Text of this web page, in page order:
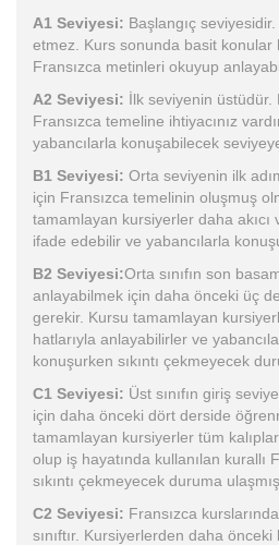
A1 Seviyesi: Başlangıç
etmez. Kurs sonunda basit konular
Fransızca metinleri okuyup
A2 Seviyesi: İlk seviyenin üstüdür.
Fransızca temeline ihtiyacınız
yabancılarla konuşabilecek
B1 Seviyesi: Orta seviyenin ilk
için Fransızca temelinin oluşmuş
tamamlayan kursiyerler daha akıcı
ifade edebilir ve yabancılarla
B2 Seviyesi:Orta sınıfın son
anlayabilmek için daha önceki üç
gerekir. Kursu tamamlayan
hatlarıyla anlayabilirler ve
konuşurken sıkıntı çekmeyecek
C1 Seviyesi: Üst sınıfın giriş
için daha önceki dört derside
tamamlayan kursiyerler tüm
olup iş hayatında kullanılan kurallı
sıkıntı çekmeyecek duruma
C2 Seviyesi: Fransızca
sınıftır. Kursiyerlerden daha